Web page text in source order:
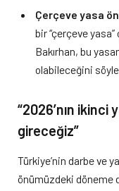
Çerçeve yasa
bir “çerçeve
Bakırhan, bu
olabileceğini
“2026’nın
gireceğiz”
Türkiye’nin darbe ve
önümüzdeki döneme